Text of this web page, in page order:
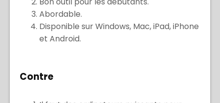
Peinture d’aspect réaliste.
Bon outil pour les débutants.
Abordable.
Disponible sur Windows, Mac, iPad, iPhone